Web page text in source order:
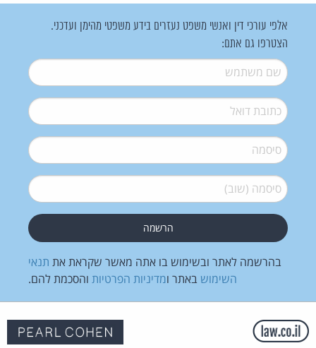
אלפי עורכי דין ואנשי משפט נעזרים בידע משפטי מהימן ועדכני.
הצטרפו גם אתם:
שם משתמש*
דואל*
סיסמה*
סיסמה (שוב)*
בהרשמה לאתר ובשימוש בו אתה מאשר שקראת את תנאי
השימוש באתר ומדיניות הפרטיות והסכמת להם.